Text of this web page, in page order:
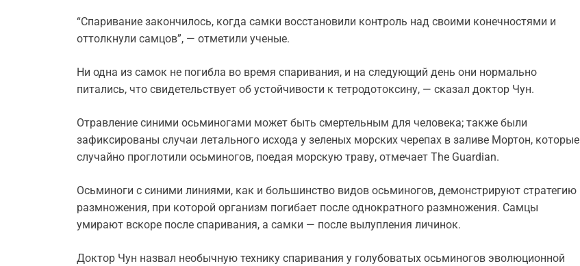
“Спаривание закончилось, когда самки восстановили контроль над своими конечностями и
оттолкнули самцов”, — отметили ученые.
Ни одна из самок не погибла во время спаривания, и на следующий день они нормально
питались, что свидетельствует об устойчивости к тетродотоксину, — сказал доктор Чун.
Отравление синими осьминогами может быть смертельным для человека; также были
зафиксированы случаи летального исхода у зеленых морских черепах в заливе Мортон, которые
случайно проглотили осьминогов, поедая морскую траву, отмечает The Guardian.
Осьминоги с синими линиями, как и большинство видов осьминогов, демонстрируют стратегию
размножения, при которой организм погибает после однократного размножения. Самцы
умирают вскоре после спаривания, а самки — после вылупления личинок.
Доктор Чун назвал необычную технику спаривания у голубоватых осьминогов эволюционной